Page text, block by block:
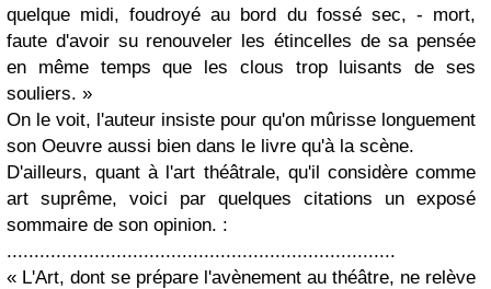
quelque midi, foudroyé au bord du fossé sec, - mort,
faute d'avoir su renouveler les étincelles de sa pensée
en même temps que les clous trop luisants de ses
souliers. »
On le voit, l'auteur insiste pour qu'on mûrisse longuement
son Oeuvre aussi bien dans le livre qu'à la scène.
D'ailleurs, quant à l'art théâtrale, qu'il considère comme
art suprême, voici par quelques citations un exposé
sommaire de son opinion. :
.......................................................................
« L'Art, dont se prépare l'avènement au théâtre, ne relève